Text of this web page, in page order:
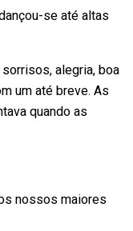
se até altas
alegria, boa
um até breve. As
quando as
nossos maiores